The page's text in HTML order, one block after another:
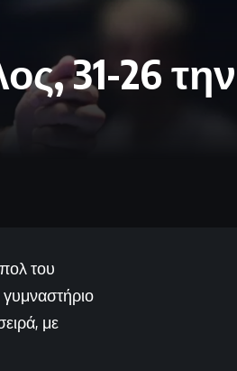
31-26 την
του
με